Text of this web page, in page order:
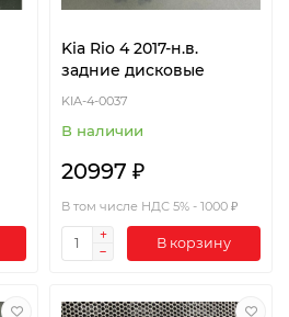
Kia Rio 4 2017-н.в.
задние дисковые
KIA-4-0037
В наличии
20997 ₽
В том числе НДС 5% - 1000 ₽
В корзину